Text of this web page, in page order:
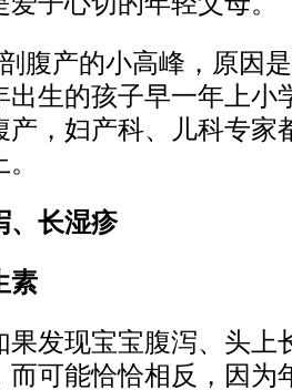
产的小高峰，原因是
出生的孩子早一年上小
产，妇产科、儿科专家
长湿疹
素
发现宝宝腹泻、头上
而可能恰恰相反，因为